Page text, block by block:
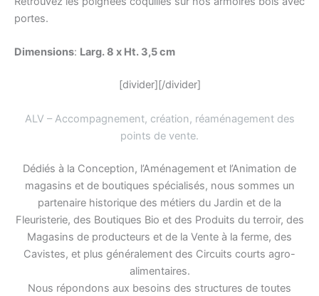
portes.
Dimensions: Larg. 8 x Ht. 3,5 cm
[divider][/divider]
ALV – Accompagnement, création, réaménagement des
points de vente.
Dédiés à la Conception, l’Aménagement et l’Animation de
magasins et de boutiques spécialisés, nous sommes un
partenaire historique des métiers du Jardin et de la
Fleuristerie, des Boutiques Bio et des Produits du terroir, des
Magasins de producteurs et de la Vente à la ferme, des
Cavistes, et plus généralement des Circuits courts agro-
alimentaires.
Nous répondons aux besoins des structures de toutes